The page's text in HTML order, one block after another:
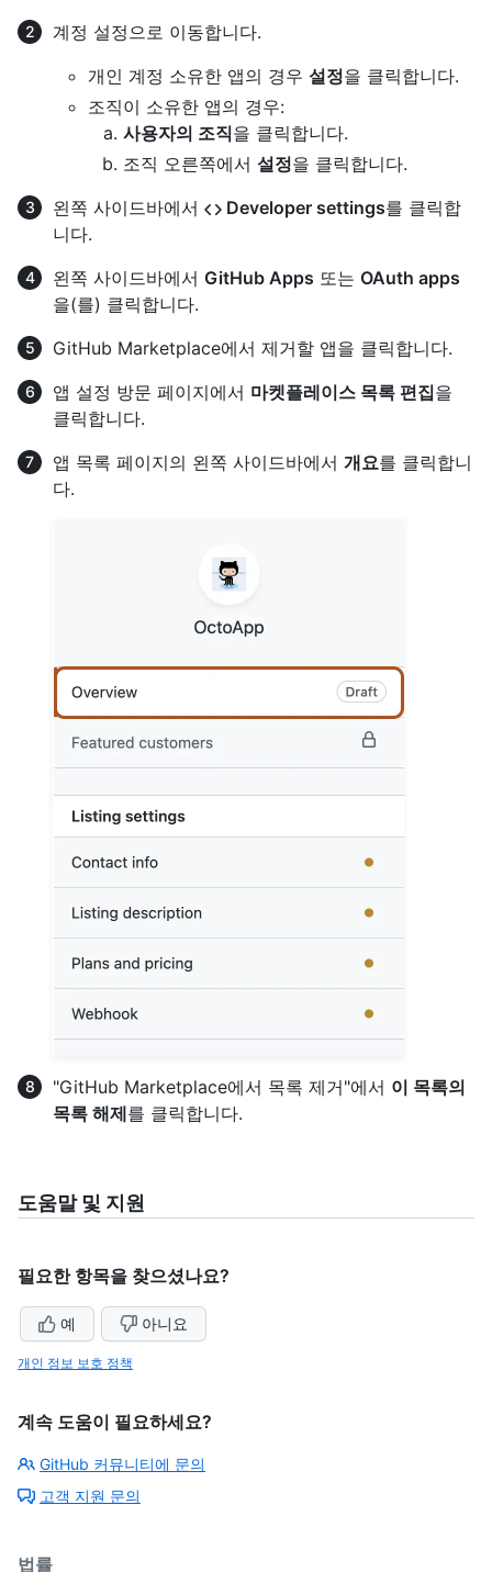
계정 설정으로 이동합니다.
개인 계정 소유한 앱의 경우 설정을 클릭합니다.
조직이 소유한 앱의 경우:
사용자의 조직을 클릭합니다.
조직 오른쪽에서 설정을 클릭합니다.
왼쪽 사이드바에서
Developer settings를 클릭합
니다.
왼쪽 사이드바에서 GitHub Apps 또는 OAuth apps
을(를) 클릭합니다.
GitHub Marketplace에서 제거할 앱을 클릭합니다.
앱 설정 방문 페이지에서 마켓플레이스 목록 편집을
클릭합니다.
앱 목록 페이지의 왼쪽 사이드바에서 개요를 클릭합니
다.
"GitHub Marketplace에서 목록 제거"에서 이 목록의
목록 해제를 클릭합니다.
도움말 및 지원
필요한 항목을 찾으셨나요?
예 아니요
개인 정보 보호 정책
계속 도움이 필요하세요?
GitHub 커뮤니티에 문의
고객 지원 문의
법률